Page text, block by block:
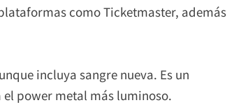
como Ticketmaster, además
incluya sangre nueva. Es un
power metal más luminoso.